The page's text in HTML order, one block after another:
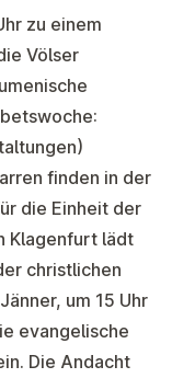
zu einem
Völser
)
finden in der
die Einheit der
Klagenfurt lädt
christlichen
um 15 Uhr
evangelische
Die Andacht